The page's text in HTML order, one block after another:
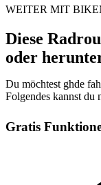
WEITER MIT
Diese
oder
Du möchtest ghde
Folgendes kannst du
Gratis